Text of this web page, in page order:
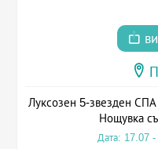
Луксозен 5-звезден
Нощувка
Дата: 17.07